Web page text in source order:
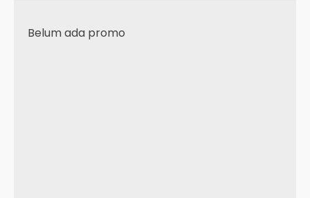
Belum ada promo